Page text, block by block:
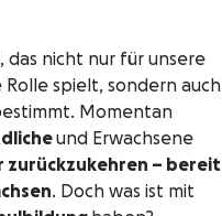
, das nicht nur für unsere
spielt, sondern auch
Momentan
und Erwachsene
zurückzukehren – bereit
. Doch was ist mit